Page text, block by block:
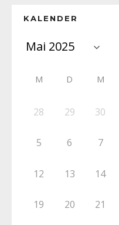
KALENDER
M D M
28 29 30
5 6 7
12 13 14
19 20 21